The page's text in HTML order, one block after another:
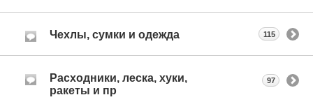
Чехлы, сумки и одежда 115
Расходники, леска, хуки,
ракеты и пр
97